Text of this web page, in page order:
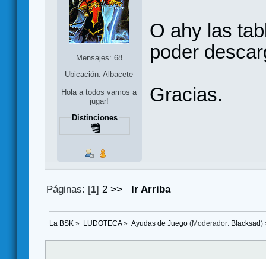
Mensajes: 68
Ubicación: Albacete
Hola a todos vamos a
jugar!
Distinciones
O ahy las
poder
Gracias.
Páginas: [1] 2 >> Ir Arriba
La BSK » LUDOTECA» Ayudas de Juego(Moderador: Blacksad )